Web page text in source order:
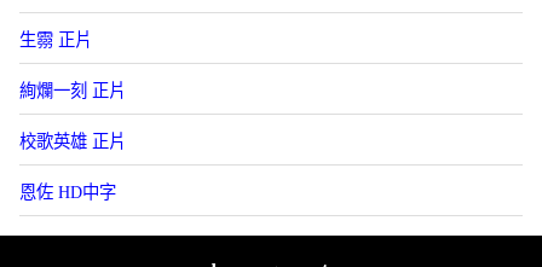
生霛 正片
絢爛一刻 正片
校歌英雄 正片
恩佐 HD中字